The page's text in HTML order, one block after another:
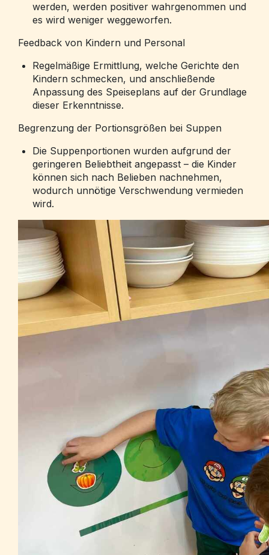
werden, werden positiver wahrgenommen und
es wird weniger weggeworfen.
Feedback von Kindern und Personal
Regelmäßige Ermittlung, welche Gerichte den
Kindern schmecken, und anschließende
Anpassung des Speiseplans auf der Grundlage
dieser Erkenntnisse.
Begrenzung der Portionsgrößen bei Suppen
Die Suppenportionen wurden aufgrund der
geringeren Beliebtheit angepasst – die Kinder
können sich nach Belieben nachnehmen,
wodurch unnötige Verschwendung vermieden
wird.